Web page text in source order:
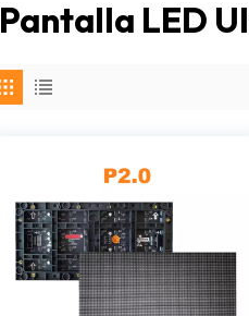
Pantalla LED